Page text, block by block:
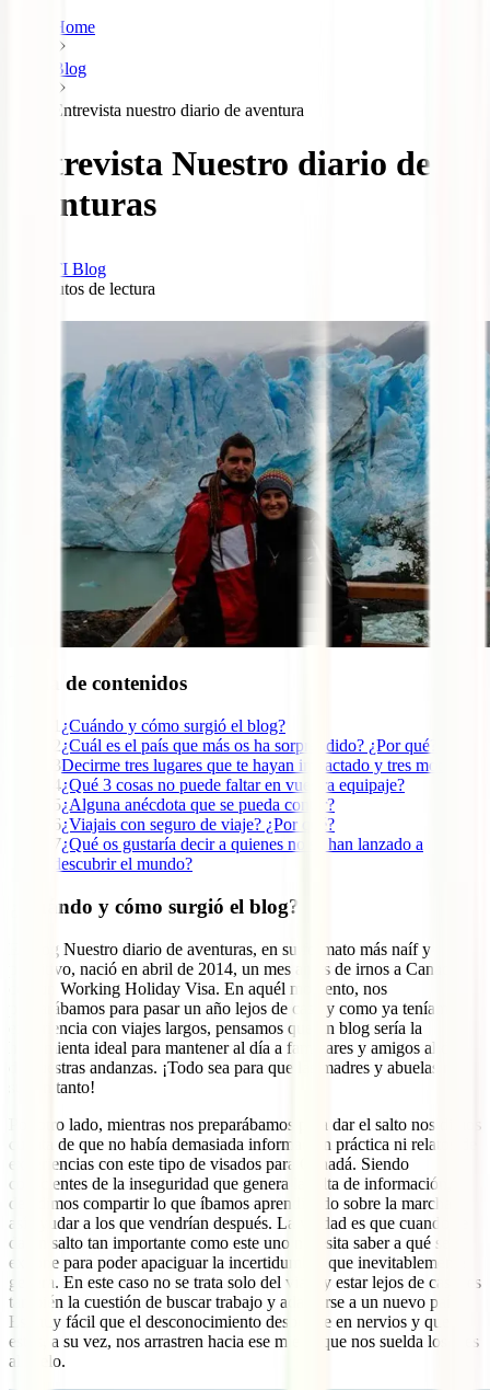
Home
Blog
Entrevista nuestro diario de aventura
Entrevista Nuestro diario de
aventuras
IATI Blog
minutos de lectura
Tabla de contenidos
¿Cuándo y cómo surgió el blog?
2¿Cuál es el país que más os ha sorprendido? ¿Por qué?
3Decirme tres lugares que te hayan impactado y tres motivos
4¿Qué 3 cosas no puede faltar en vuestra equipaje?
5¿Alguna anécdota que se pueda contar?
6¿Viajais con seguro de viaje? ¿Por qué?
7¿Qué os gustaría decir a quienes no se han lanzado a
descubrir el mundo?
¿Cuándo y cómo surgió el blog?
El blog Nuestro diario de aventuras, en su formato más naíf y
primitivo, nació en abril de 2014, un mes antes de irnos a Canadá
con un Working Holiday Visa. En aquél momento, nos
preparábamos para pasar un año lejos de casa y como ya teníamos
experiencia con viajes largos, pensamos que un blog sería la
herramienta ideal para mantener al día a familiares y amigos al día
de nuestras andanzas. ¡Todo sea para que las madres y abuelas no
sufran tanto!
Por otro lado, mientras nos preparábamos para dar el salto nos dimos
cuenta de que no había demasiada información práctica ni relatos de
experiencias con este tipo de visados para Canadá. Siendo
conscientes de la inseguridad que genera la falta de información,
decidimos compartir lo que íbamos aprendiendo sobre la marcha y
así ayudar a los que vendrían después. La verdad es que cuando se
da un salto tan importante como este uno necesita saber a qué se
expone para poder apaciguar la incertidumbre que inevitablemente
genera. En este caso no se trata solo del viaje y estar lejos de casa, es
también la cuestión de buscar trabajo y adaptarse a un nuevo país.
Es muy fácil que el desconocimiento desboque en nervios y que
estos, a su vez, nos arrastren hacia ese miedo que nos suelda los pies
al suelo.